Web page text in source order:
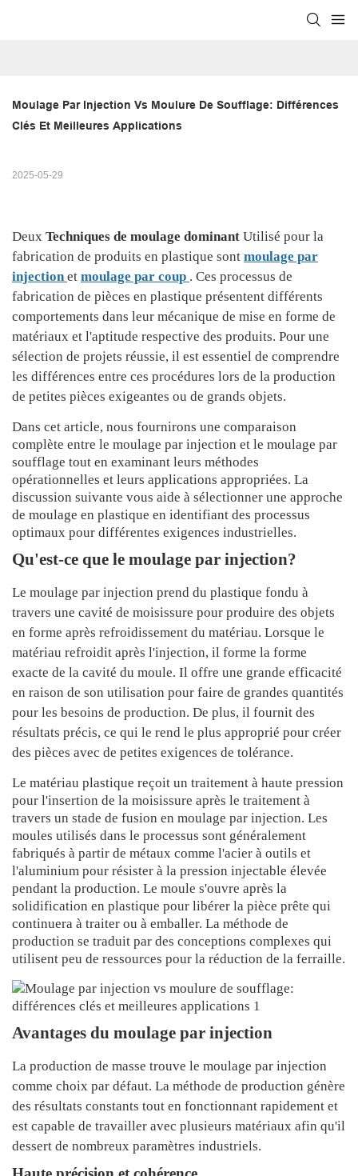
Moulage Par Injection Vs Moulure De Soufflage: Différences
Clés Et Meilleures Applications
2025-05-29
Deux Techniques de moulage dominant Utilisé pour la
fabrication de produits en plastique sont moulage par
injectionet moulage par coup . Ces processus de
fabrication de pièces en plastique présentent différents
comportements dans leur mécanique de mise en forme de
matériaux et l'aptitude respective des produits. Pour une
sélection de projets réussie, il est essentiel de comprendre
les différences entre ces procédures lors de la production
de petites pièces exigeantes ou de grands objets.
Dans cet article, nous fournirons une comparaison
complète entre le moulage par injection et le moulage par
soufflage tout en examinant leurs méthodes
opérationnelles et leurs applications appropriées. La
discussion suivante vous aide à sélectionner une approche
de moulage en plastique en identifiant des processus
optimaux pour différentes exigences industrielles.
Qu'est-ce que le moulage par injection?
Le moulage par injection prend du plastique fondu à
travers une cavité de moisissure pour produire des objets
en forme après refroidissement du matériau. Lorsque le
matériau refroidit après l'injection, il forme la forme
exacte de la cavité du moule. Il offre une grande efficacité
en raison de son utilisation pour faire de grandes quantités
pour les besoins de production. De plus, il fournit des
résultats précis, ce qui le rend le plus approprié pour créer
des pièces avec de petites exigences de tolérance.
Le matériau plastique reçoit un traitement à haute pression
pour l'insertion de la moisissure après le traitement à
travers un stade de fusion en moulage par injection. Les
moules utilisés dans le processus sont généralement
fabriqués à partir de métaux comme l'acier à outils et
l'aluminium pour résister à la pression injectable élevée
pendant la production. Le moule s'ouvre après la
solidification en plastique pour libérer la pièce prête qui
continuera à traiter ou à emballer. La méthode de
production se traduit par des conceptions complexes qui
utilisent peu de ressources pour la réduction de la ferraille.
Avantages du moulage par injection
La production de masse trouve le moulage par injection
comme choix par défaut. La méthode de production génère
des résultats constants tout en fonctionnant rapidement et
est capable de travailler avec plusieurs matériaux afin qu'il
dessert de nombreux paramètres industriels.